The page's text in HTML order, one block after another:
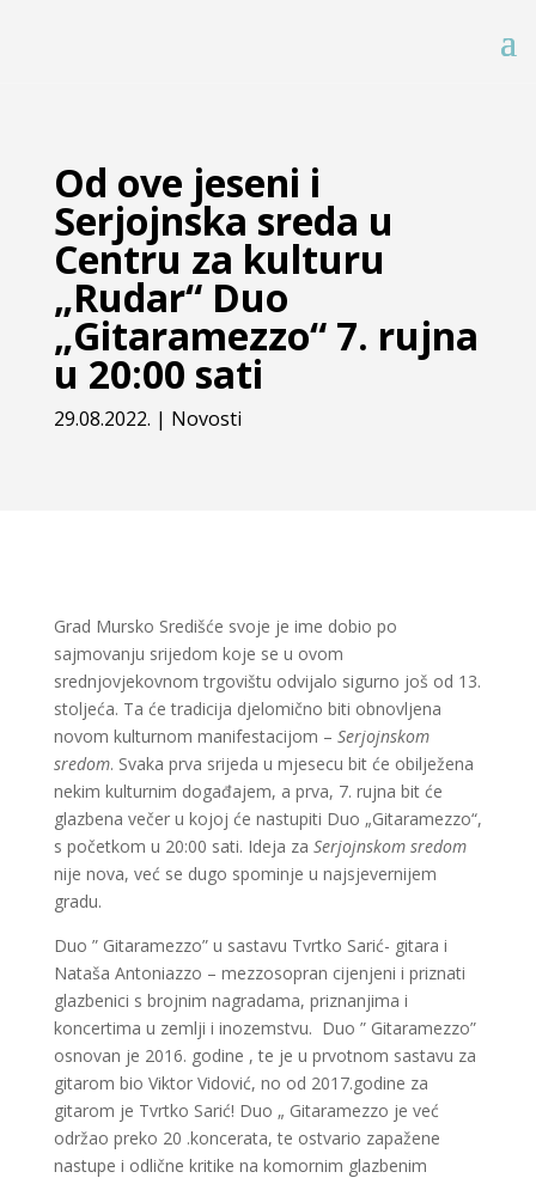
Od ove jeseni i
Serjojnska sreda u
Centru za kulturu
„Rudar“ Duo
„Gitaramezzo“ 7. rujna
u 20:00 sati
29.08.2022. | Novosti
Grad Mursko Središće svoje je ime dobio po
sajmovanju srijedom koje se u ovom
srednjovjekovnom trgovištu odvijalo sigurno još od 13.
stoljeća. Ta će tradicija djelomično biti obnovljena
novom kulturnom manifestacijom – Serjojnskom
sredom. Svaka prva srijeda u mjesecu bit će obilježena
nekim kulturnim događajem, a prva, 7. rujna bit će
glazbena večer u kojoj će nastupiti Duo „Gitaramezzo“,
s početkom u 20:00 sati. Ideja za Serjojnskom sredom
nije nova, već se dugo spominje u najsjevernijem
gradu.
Duo ” Gitaramezzo” u sastavu Tvrtko Sarić- gitara i
Nataša Antoniazzo – mezzosopran cijenjeni i priznati
glazbenici s brojnim nagradama, priznanjima i
koncertima u zemlji i inozemstvu. Duo ” Gitaramezzo”
osnovan je 2016. godine , te je u prvotnom sastavu za
gitarom bio Viktor Vidović, no od 2017.godine za
gitarom je Tvrtko Sarić! Duo „ Gitaramezzo je već
održao preko 20 .koncerata, te ostvario zapažene
nastupe i odlične kritike na komornim glazbenim